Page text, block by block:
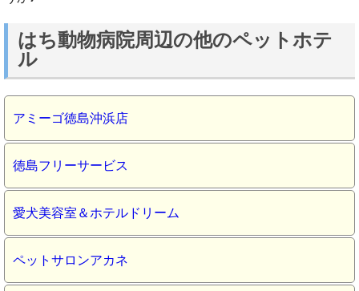
はち動物病院周辺の他のペットホテ
ル
アミーゴ徳島沖浜店
徳島フリーサービス
愛犬美容室＆ホテルドリーム
ペットサロンアカネ